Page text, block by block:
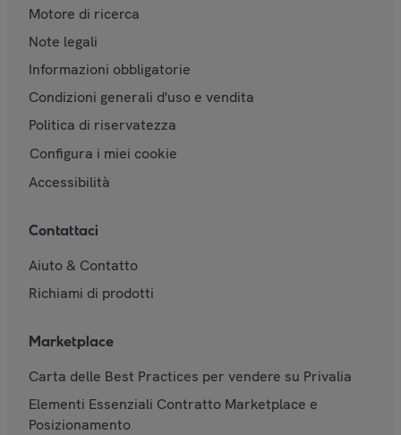
Motore di ricerca
Note legali
Informazioni obbligatorie
Condizioni generali d'uso e vendita
Politica di riservatezza
Configura i miei cookie
Accessibilità
Contattaci
Aiuto & Contatto
Richiami di prodotti
Marketplace
Carta delle Best Practices per vendere su Privalia
Elementi Essenziali Contratto Marketplace e
Posizionamento